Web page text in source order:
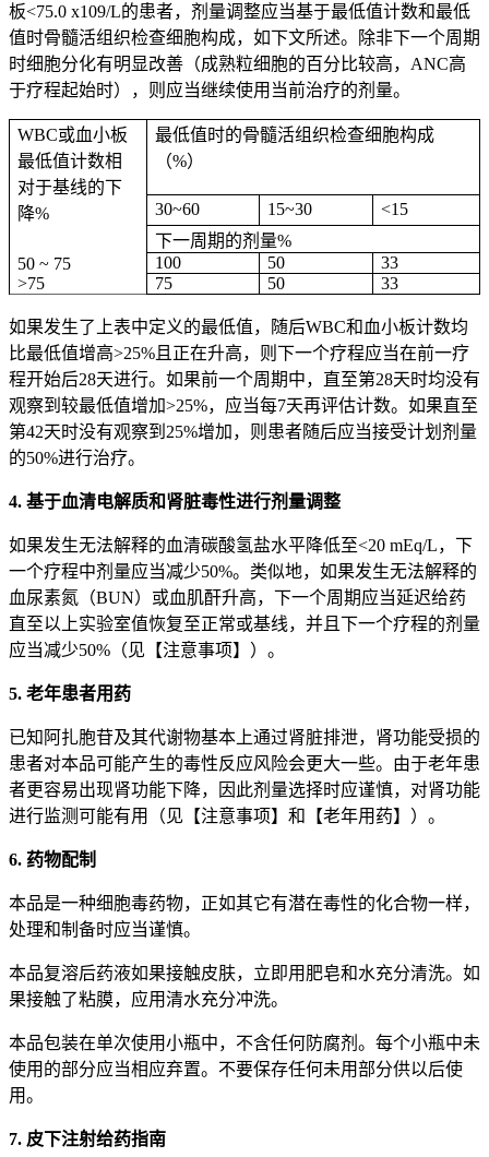
板<75.0 x109/L的患者，剂量调整应当基于最低值计数和最低
值时骨髓活组织检查细胞构成，如下文所述。除非下一个周期
时细胞分化有明显改善（成熟粒细胞的百分比较高，ANC高
于疗程起始时），则应当继续使用当前治疗的剂量。
WBC或血小板
最低值计数相
对于基线的下
降%
最低值时的骨髓活组织检查细胞构成
（%）
30~60 15~30 <15
50 ~ 75
>75
下一周期的剂量%
100
50
33
75
50 33
如果发生了上表中定义的最低值，随后WBC和血小板计数均
比最低值增高>25%且正在升高，则下一个疗程应当在前一疗
程开始后28天进行。如果前一个周期中，直至第28天时均没有
观察到较最低值增加>25%，应当每7天再评估计数。如果直至
第42天时没有观察到25%增加，则患者随后应当接受计划剂量
的50%进行治疗。
4. 基于血清电解质和肾脏毒性进行剂量调整
如果发生无法解释的血清碳酸氢盐水平降低至<20 mEq/L，下
一个疗程中剂量应当减少50%。类似地，如果发生无法解释的
血尿素氮（BUN）或血肌酐升高，下一个周期应当延迟给药
直至以上实验室值恢复至正常或基线，并且下一个疗程的剂量
应当减少50%（见【注意事项】）。
5. 老年患者用药
已知阿扎胞苷及其代谢物基本上通过肾脏排泄，肾功能受损的
患者对本品可能产生的毒性反应风险会更大一些。由于老年患
者更容易出现肾功能下降，因此剂量选择时应谨慎，对肾功能
进行监测可能有用（见【注意事项】和【老年用药】）。
6. 药物配制
本品是一种细胞毒药物，正如其它有潜在毒性的化合物一样，
处理和制备时应当谨慎。
本品复溶后药液如果接触皮肤，立即用肥皂和水充分清洗。如
果接触了粘膜，应用清水充分冲洗。
本品包装在单次使用小瓶中，不含任何防腐剂。每个小瓶中未
使用的部分应当相应弃置。不要保存任何未用部分供以后使
用。
7. 皮下注射给药指南